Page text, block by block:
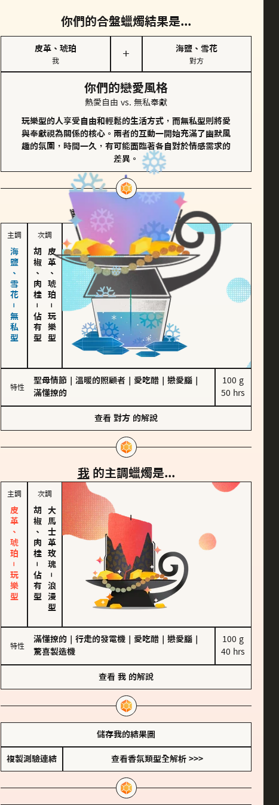
你們的合盤蠟燭結果是...
皮革、琥珀
我
＋
海鹽、雪花
對方
你們的戀愛風格
熱愛自由 vs. 無私奉獻
玩樂型的人享受自由和輕鬆的生活方式，而無私型則將愛
與奉獻視為關係的核心。兩者的互動一開始充滿了幽默風
趣的氛圍，時間一久，有可能面臨著各自對於情感需求的
差異。
對方的主調蠟燭是...
主調
海鹽、雪花－無私型
次調
胡椒、肉桂
－
佔有型
皮革、琥珀
－
玩樂型
特性
聖母情節 溫暖的照顧者 愛吃醋 戀愛腦
滿懂撩的
100 g
50 hrs
查看 對方 的解說
我 的主調蠟燭是...
主調
皮革、琥珀－玩樂型
次調
胡椒、肉桂
－
佔有型
大馬士革玫瑰
－
浪漫型
特性
滿懂撩的 行走的發電機 愛吃醋 戀愛腦
驚喜製造機
100 g
40 hrs
查看 我 的解說
儲存我的結果圖
複製測驗連結 查看香氛類型全解析 >>>